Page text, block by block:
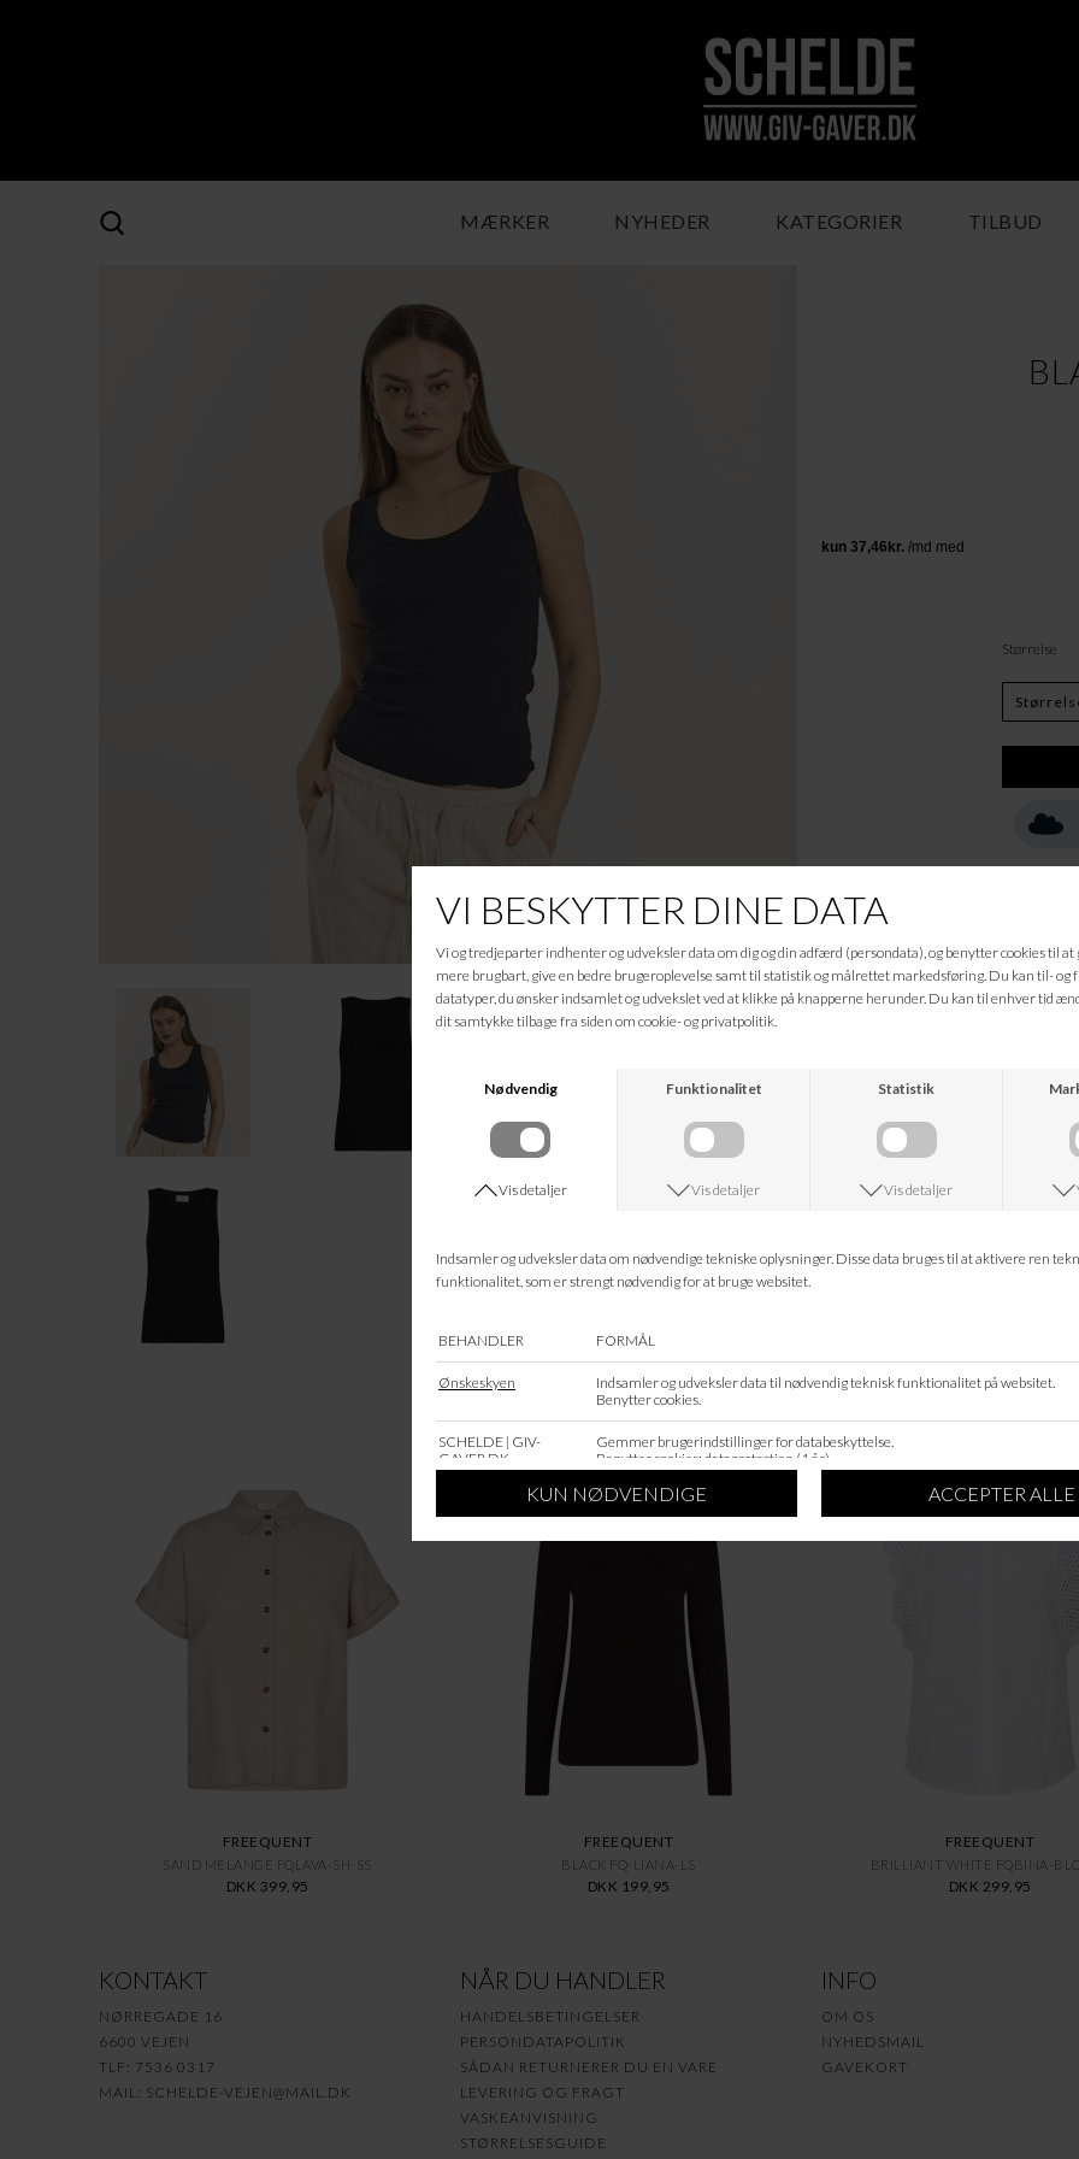
MÆRKER NYHEDER KATEGORIER TILBUD
Størrelse
Informationer
Leveringstid?
ANDRE KØBTE OGSÅ
FREEQUENT
SAND MELANGE FQLAVA-SH-SS
DKK 399,95
FREEQUENT
BLACK FQ-LIANA-LS
DKK 199,95
FREEQUENT
BRILLIANT WHITE FQBINA-
DKK 299,95
KONTAKT
NØRREGADE 16
6600 VEJEN
TLF: 7536 0317
MAIL: SCHELDE-VEJEN@MAIL.DK
NÅR DU HANDLER
HANDELSBETINGELSER
PERSONDATAPOLITIK
SÅDAN RETURNERER DU EN VARE
LEVERING OG FRAGT
VASKEANVISNING
STØRRELSESGUIDE
INFO
OM OS
NYHEDSMAIL
GAVEKORT